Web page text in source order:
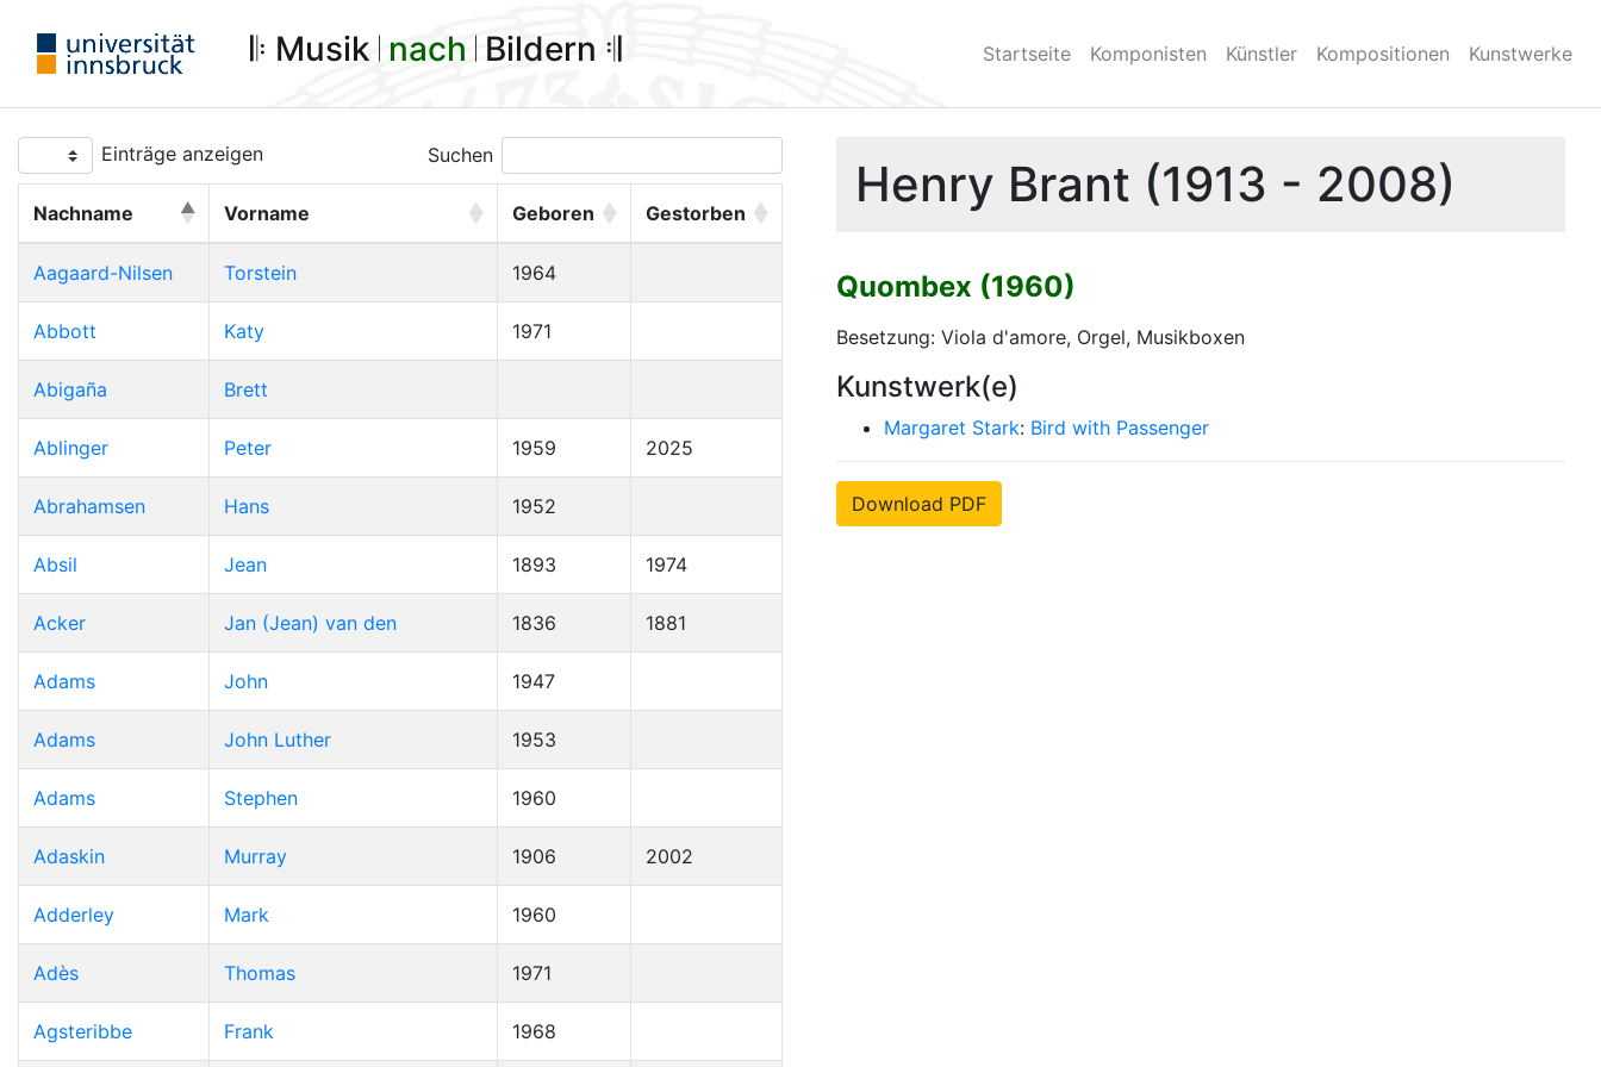
𝄆 Musik 𝄀 nach 𝄀 Bildern 𝄇 Startseite Komponisten Künstler Kompositionen Kunstwerke
Einträge anzeigen Suchen
Nachname Vorname Geboren Gestorben
Aagaard-Nilsen Torstein 1964
Abbott Katy 1971
Abigaña Brett
Ablinger Peter 1959 2025
Abrahamsen Hans 1952
Absil Jean 1893 1974
Acker Jan (Jean) van den 1836 1881
Adams John 1947
Adams John Luther 1953
Adams Stephen 1960
Adaskin Murray 1906 2002
Adderley Mark 1960
Adès Thomas 1971
Agsteribbe Frank 1968
Henry Brant (1913 - 2008)
Quombex (1960)
Besetzung: Viola d'amore, Orgel, Musikboxen
Kunstwerk(e)
Margaret Stark: Bird with Passenger
Download PDF